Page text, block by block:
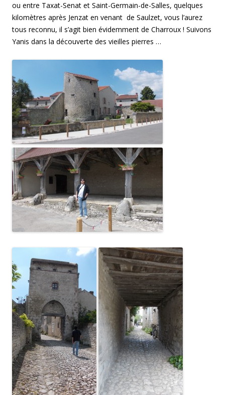
ou entre Taxat-Senat et Saint-Germain-de-Salles, quelques
kilomètres après Jenzat en venant de Saulzet, vous l’aurez
tous reconnu, il s’agit bien évidemment de Charroux ! Suivons
Yanis dans la découverte des vieilles pierres …